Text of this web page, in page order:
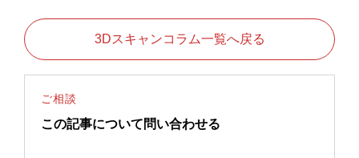
3Dスキャンコラム一覧へ戻る
ご相談
この記事について問い合わせる